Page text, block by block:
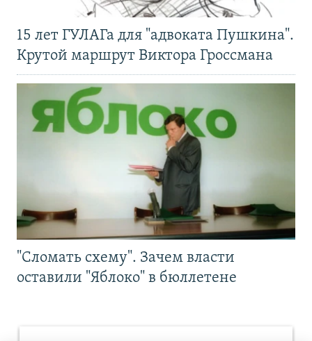
15 лет ГУЛАГа для "адвоката Пушкина".
Крутой маршрут Виктора Гроссмана
"Сломать схему". Зачем власти
оставили "Яблоко" в бюллетене